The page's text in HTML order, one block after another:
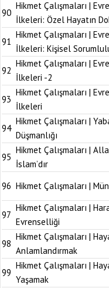
90
Hikmet Çalışmaları |
İlkeleri: Özel Hayatın
91
Hikmet Çalışmaları |
İlkeleri: Kişisel
92
Hikmet Çalışmaları |
İlkeleri -2
93
Hikmet Çalışmaları |
İlkeleri
94
Hikmet Çalışmaları |
Düşmanlığı
95
Hikmet Çalışmaları |
İslam’dır
96 Hikmet Çalışmaları |
97
Hikmet Çalışmaları |
Evrenselliği
98
Hikmet Çalışmaları |
Anlamlandırmak
99
Hikmet Çalışmaları |
Yaşamak